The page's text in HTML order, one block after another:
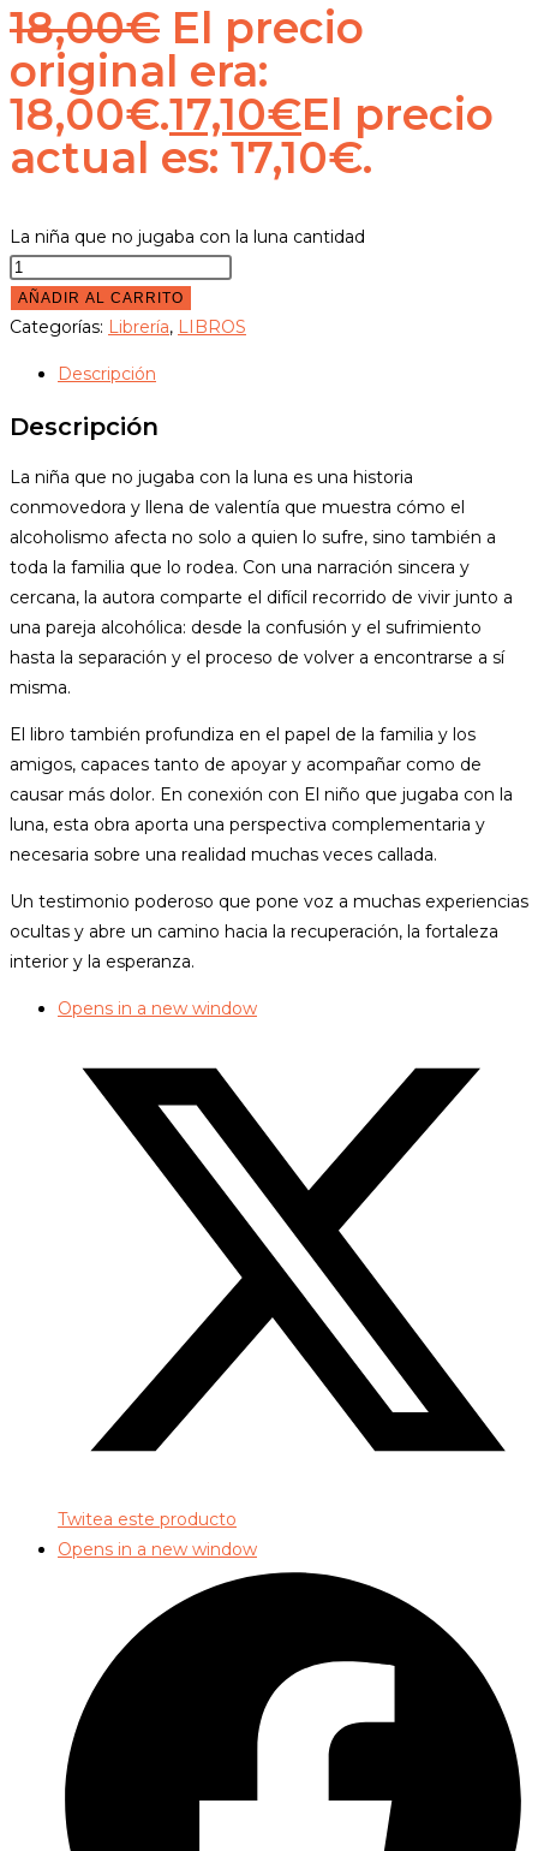
18,00€ El precio
original era:
18,00€.17,10€El precio
actual es: 17,10€.
La niña que no jugaba con la luna cantidad
AÑADIR AL CARRITO
Categorías: Librería, LIBROS
Descripción
Descripción
La niña que no jugaba con la luna es una historia
conmovedora y llena de valentía que muestra cómo el
alcoholismo afecta no solo a quien lo sufre, sino también a
toda la familia que lo rodea. Con una narración sincera y
cercana, la autora comparte el difícil recorrido de vivir junto a
una pareja alcohólica: desde la confusión y el sufrimiento
hasta la separación y el proceso de volver a encontrarse a sí
misma.
El libro también profundiza en el papel de la familia y los
amigos, capaces tanto de apoyar y acompañar como de
causar más dolor. En conexión con El niño que jugaba con la
luna, esta obra aporta una perspectiva complementaria y
necesaria sobre una realidad muchas veces callada.
Un testimonio poderoso que pone voz a muchas experiencias
ocultas y abre un camino hacia la recuperación, la fortaleza
interior y la esperanza.
Opens in a new window
Twitea este producto
Opens in a new window